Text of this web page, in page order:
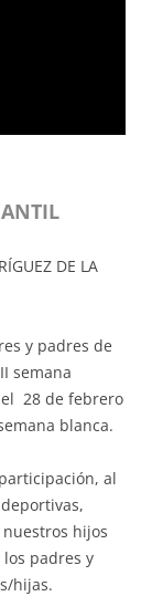
DE LA
y padres de
semana
28 de febrero
blanca.
al
hijos
padres y
hijas.